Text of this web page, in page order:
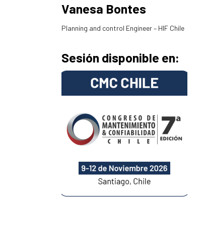
Vanesa Bontes
Planning and control Engineer – HIF Chile
Sesión disponible en: